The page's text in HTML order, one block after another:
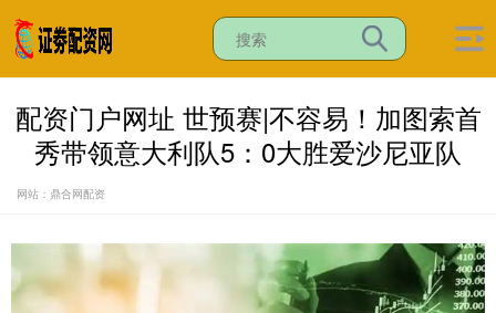
配资门户网址 世预赛|不容易！加图索首
秀带领意大利队5：0大胜爱沙尼亚队
网站：鼎合网配资